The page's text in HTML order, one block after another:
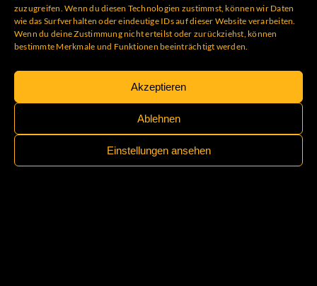
zuzugreifen. Wenn du diesen Technologien zustimmst, können wir Daten
wie das Surfverhalten oder eindeutige IDs auf dieser Website verarbeiten.
Wenn du deine Zustimmung nicht erteilst oder zurückziehst, können
bestimmte Merkmale und Funktionen beeinträchtigt werden.
Akzeptieren
Ablehnen
Einstellungen ansehen